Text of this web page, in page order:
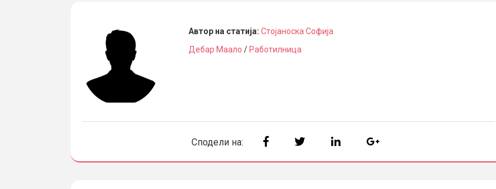
Автор на статија: Стојаноска Софија
Дебар Маало / Работилница
Сподели на: